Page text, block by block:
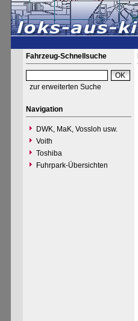
Fahrzeug-Schnellsuche
zur erweiterten Suche
Navigation
DWK, MaK, Vossloh usw.
Voith
Toshiba
Fuhrpark-Übersichten